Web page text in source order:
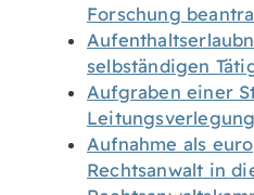
Forschung
selbständigen
Aufgraben einer
Aufnahme als
Rechtsanwalt in